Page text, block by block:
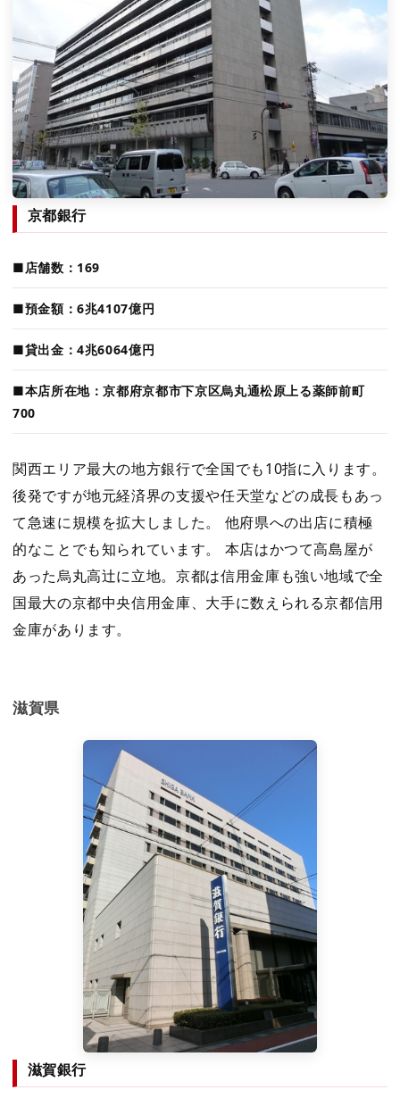
京都銀行
■店舗数：169
■預金額：6兆4107億円
■貸出金：4兆6064億円
■本店所在地：京都府京都市下京区烏丸通松原上る薬師前町
700
関西エリア最大の地方銀行で全国でも10指に入ります。
後発ですが地元経済界の支援や任天堂などの成長もあっ
て急速に規模を拡大しました。 他府県への出店に積極
的なことでも知られています。 本店はかつて高島屋が
あった烏丸高辻に立地。京都は信用金庫も強い地域で全
国最大の京都中央信用金庫、大手に数えられる京都信用
金庫があります。
滋賀県
滋賀銀行